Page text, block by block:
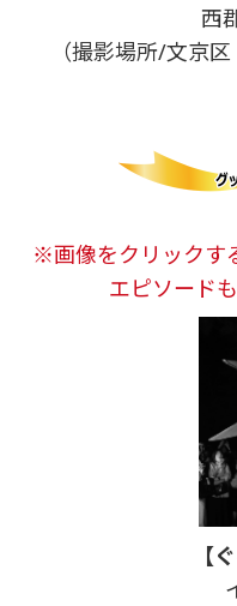
西
（撮影場所/文京
※画像をクリックす
エピソード
【